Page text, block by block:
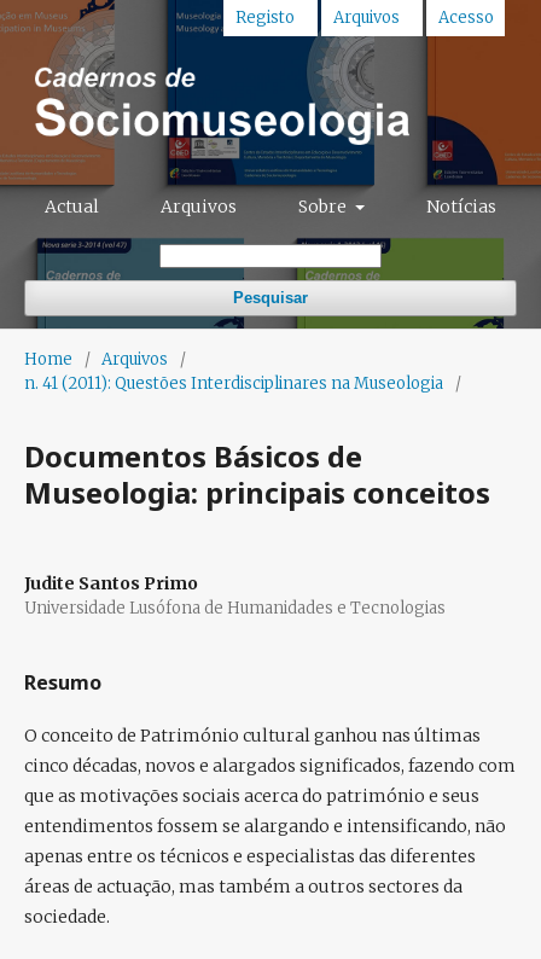
Actual Arquivos Sobre Notícias
Pesquisar
Registo Arquivos Acesso
Home / Arquivos
/
n. 41 (2011): Questões Interdisciplinares na Museologia
/
Documentos Básicos de
Museologia: principais conceitos
Judite Santos Primo
Universidade Lusófona de Humanidades e Tecnologias
Resumo
O conceito de Património cultural ganhou nas últimas
cinco décadas, novos e alargados significados, fazendo com
que as motivações sociais acerca do património e seus
entendimentos fossem se alargando e intensificando, não
apenas entre os técnicos e especialistas das diferentes
áreas de actuação, mas também a outros sectores da
sociedade.